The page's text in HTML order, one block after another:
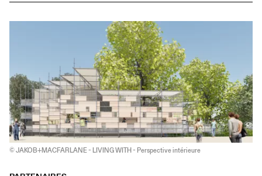
© JAKOB+MACFARLANE - LIVING WITH - Perspective intérieure